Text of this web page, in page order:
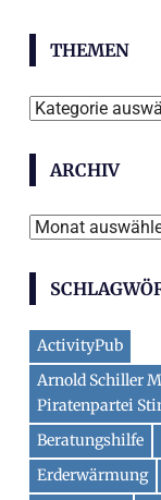
THEMEN
Themen
ARCHIV
Archiv
ActivityPub
Arnold Schiller
Piratenpartei
Beratungshilfe
Erderwärmung